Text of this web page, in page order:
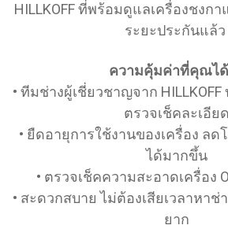
ต้องการสอบถามเพิ่มเติม เรามีทีมบ
คำถามคุณตลอดเวลา
รับซ่อมเครื่องชงกาแฟกับฮิ
ฮิลล์คอฟฟ์พร้อมร่วมเดินทางเพื่อเปิ
คุณ ไม่ว่าคุณจะเป็นมือใหม่หรือสร้า
ศูนย์รวมธุรกิจกาแฟอย่างฮิลล์คอฟฟ์
สนับสนุนคุณทุกรูปแบบ รวมถึงบริกา
กาแฟที่ได้มาตรฐาน รับประกันคุณภ
เพียงแค่คุณนึกถึงเรา เราพร้อมเป็นเ
สำเร็จในธุรกิจกาแฟ ด้วยบริการรับ
HILLKOFF ที่พร้อมดูแลเครื่องชง
ระยะประกันแล้ว
ความคุ้มค่าที่คุณไ
• ทีมช่างผู้เชี่ยวชาญจาก
ตรวจเช็คละเอียด
• ยืดอายุการใช้งานของเครื่อง ลด
ได้มากขึ้น
• ตรวจเช็คความสะอาดเครื่อง
• สะดวกสบาย ไม่ต้องเสียเวลาหาช่
ยาก